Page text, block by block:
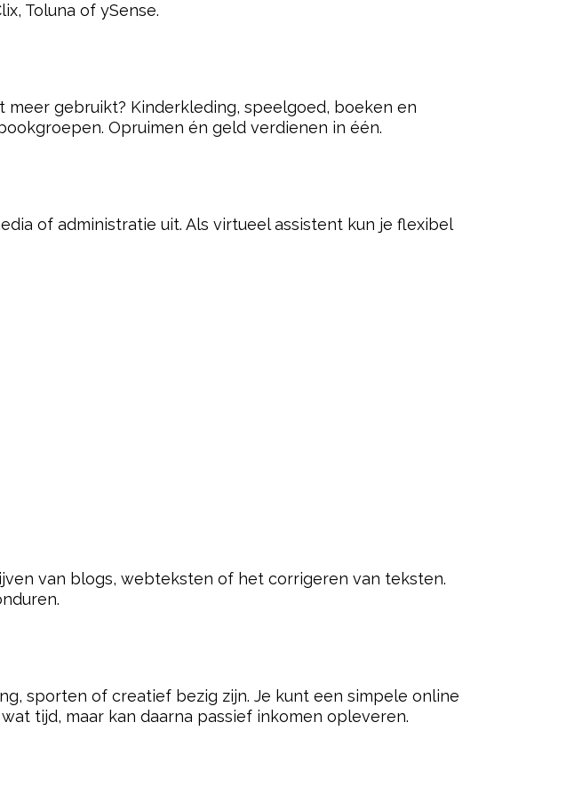
Toluna of ySense.
gebruikt? Kinderkleding, speelgoed, boeken en
Opruimen én geld verdienen in één.
of administratie uit. Als virtueel assistent kun je flexibel
van blogs, webteksten of het corrigeren van teksten.
sporten of creatief bezig zijn. Je kunt een simpele online
tijd, maar kan daarna passief inkomen opleveren.